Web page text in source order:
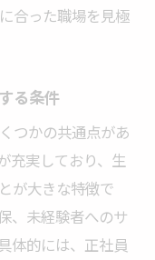
合った職場を見極
る条件
つかの共通点があ
充実しており、生
が大きな特徴で
、未経験者へのサ
体的には、正社員